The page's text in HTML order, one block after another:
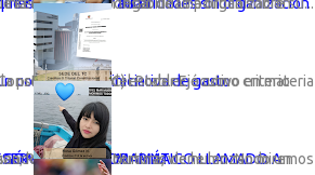
congreso con iniciativa de gasto
El Pleno del Tribunal Constitucional (TC) estableció como criterio interpretativo vinculante la preeminencia del Poder Ejecutivo en materia ...
ROSA GÓMEZ LANZA DRAMÁTICO LLAMADO A PRESERVAR LA VIDA MARINA
La líder social sechurana; Rosa Gómez Nunura, viene lanzando un dramático llamado expresando: “Basta de cortinas de humo. No miremos a otro ...